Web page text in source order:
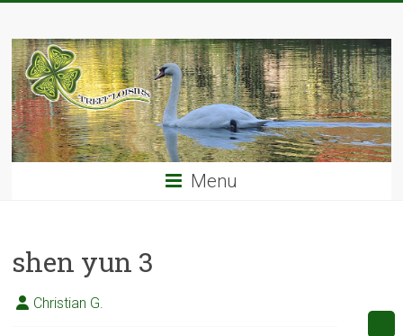
content
TREFF'LOISIRS
Menu
shen yun 3
Christian G.